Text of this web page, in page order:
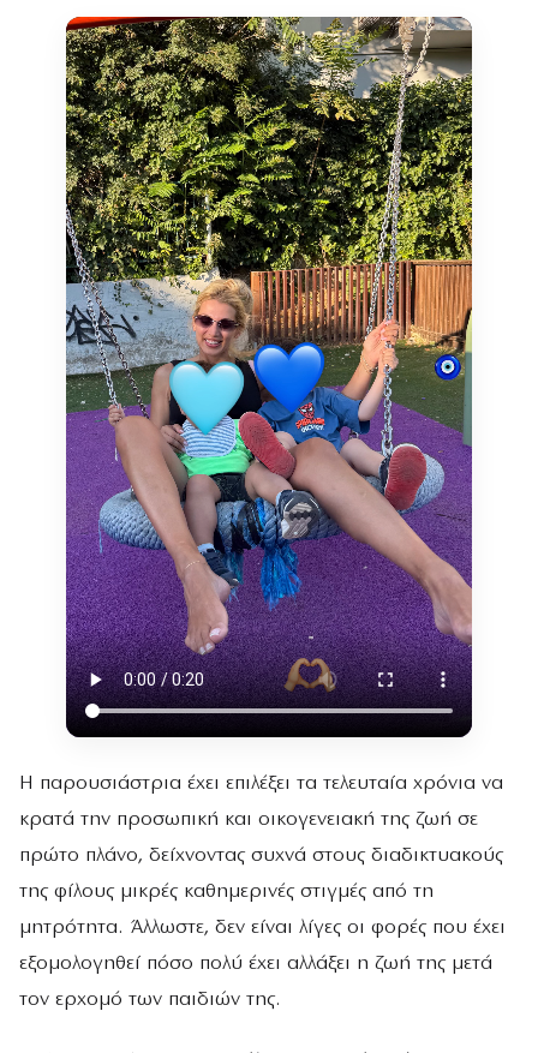
Η παρουσιάστρια έχει επιλέξει τα τελευταία χρόνια να
κρατά την προσωπική και οικογενειακή της ζωή σε
πρώτο πλάνο, δείχνοντας συχνά στους διαδικτυακούς
της φίλους μικρές καθημερινές στιγμές από τη
μητρότητα. Άλλωστε, δεν είναι λίγες οι φορές που έχει
εξομολογηθεί πόσο πολύ έχει αλλάξει η ζωή της μετά
τον ερχομό των παιδιών της.